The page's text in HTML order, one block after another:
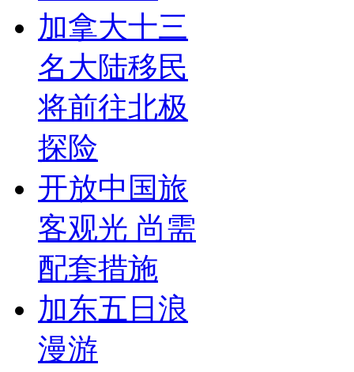
加拿大十三
名大陆移民
将前往北极
探险
开放中国旅
客观光 尚需
配套措施
加东五日浪
漫游